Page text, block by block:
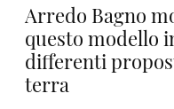
Arredo Bagno
questo modello
differenti
terra